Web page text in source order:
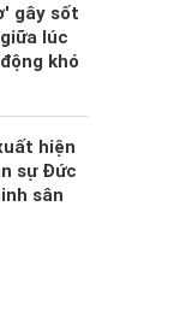
gây sốt
lúc
khó
hiện
sự Đức
sân